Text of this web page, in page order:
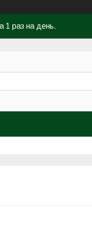
1 раз на день.